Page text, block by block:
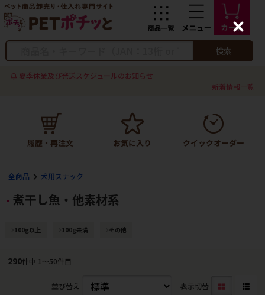
検索
夏季休業及び発送スケジュールのお知らせ
新着情報一覧
全商品 犬用スナック
煮干し魚・他素材系
100g以上 100g未満 その他
290件中 1〜50件目
並び替え 表示切替
C
l
s